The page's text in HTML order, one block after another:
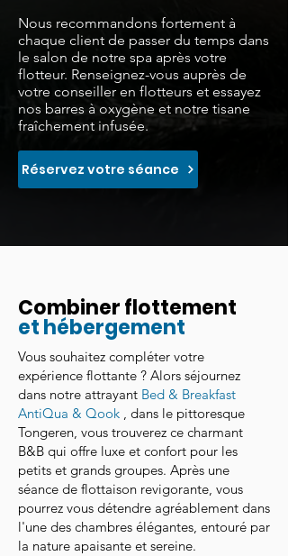
Nous recommandons fortement à
chaque client de passer du temps dans
le salon de notre spa après votre
flotteur. Renseignez-vous auprès de
votre conseiller en flotteurs et essayez
nos barres à oxygène et notre tisane
fraîchement infusée.
Réservez votre séance
Combiner flottement
et hébergement
Vous souhaitez compléter votre
expérience flottante ? Alors séjournez
dans notre attrayant Bed & Breakfast
AntiQua & Qook , dans le pittoresque
Tongeren, vous trouverez ce charmant
B&B qui offre luxe et confort pour les
petits et grands groupes. Après une
séance de flottaison revigorante, vous
pourrez vous détendre agréablement dans
l'une des chambres élégantes, entouré par
la nature apaisante et sereine.